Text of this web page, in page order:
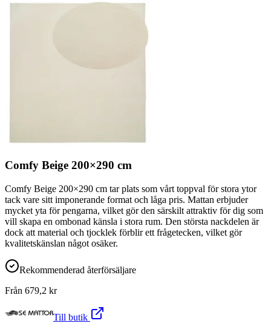
Comfy Beige 200×290 cm
Comfy Beige 200×290 cm tar plats som vårt toppval för stora ytor
tack vare sitt imponerande format och låga pris. Mattan erbjuder
mycket yta för pengarna, vilket gör den särskilt attraktiv för dig som
vill skapa en ombonad känsla i stora rum. Den största nackdelen är
dock att material och tjocklek förblir ett frågetecken, vilket gör
kvalitetskänslan något osäker.
Rekommenderad återförsäljare
Från 679,2 kr
Till butik